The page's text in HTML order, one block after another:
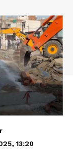
13:20